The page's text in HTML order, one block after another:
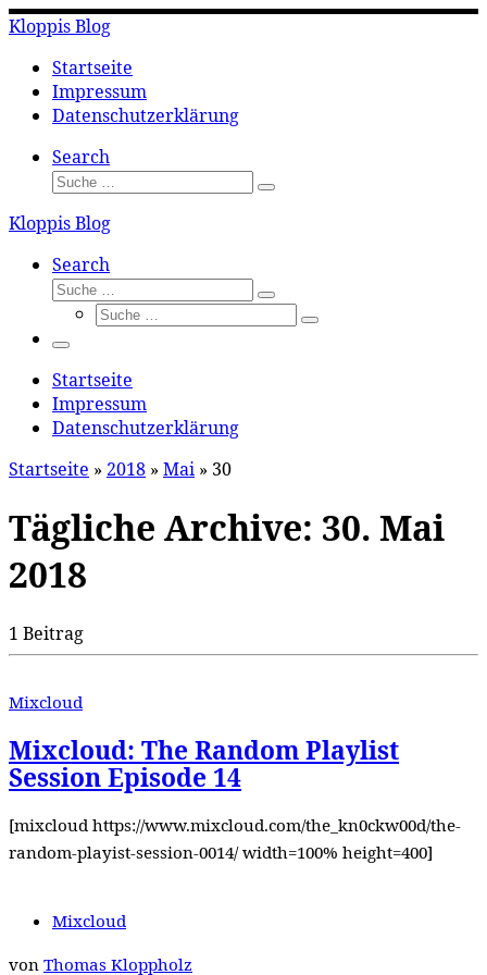
Zum
Inhalt
springen
Kloppis Blog
Startseite
Impressum
Datenschutzerklärung
Search
Suche
Suche
Kloppis Blog
Search
Suche
Suche
Suche
Suche
Menü
Startseite
Impressum
Datenschutzerklärung
Startseite » 2018 » Mai » 30
Tägliche Archive: 30. Mai
2018
1 Beitrag
Mixcloud
Mixcloud: The Random Playlist
Session Episode 14
[mixcloud https://www.mixcloud.com/the_kn0ckw00d/the-
random-playist-session-0014/ width=100% height=400]
Mixcloud
von Thomas Kloppholz